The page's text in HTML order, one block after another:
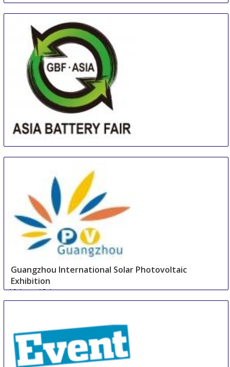
Guangzhou International Solar Photovoltaic
Exhibition
16 Aug-18 Aug
Guangzhou area